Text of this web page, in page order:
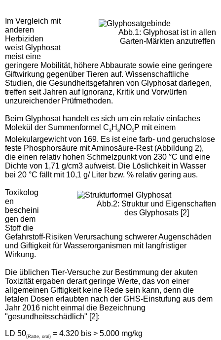
Abb.1: Glyphosat ist in allen
Garten-Märkten anzutreffen
Im Vergleich mit
anderen
Herbiziden
weist Glyphosat
meist eine
geringere Mobilität, höhere Abbaurate sowie eine geringere
Giftwirkung gegenüber Tieren auf. Wissenschaftliche
Studien, die Gesundheitsgefahren von Glyphosat darlegen,
treffen seit Jahren auf Ignoranz, Kritik und Vorwürfen
unzureichender Prüfmethoden.
Beim Glyphosat handelt es sich um ein relativ einfaches
Molekül der Summenformel C3 H 8 NO5 P mit einem
Molekulargewicht von 169. Es ist eine farb- und geruchslose
feste Phosphorsäure mit Aminosäure-Rest (Abbildung 2),
die einen relativ hohen Schmelzpunkt von 230 °C und eine
Dichte von 1,71 g/cm3 aufweist. Die Löslichkeit in Wasser
bei 20 °C fällt mit 10,1 g/ Liter bzw. % relativ gering aus.
Abb.2: Struktur und Eigenschaften
des Glyphosats [2]
Toxikolog
en
bescheini
gen dem
Stoff die
Gefahrstoff-Risiken Verursachung schwerer Augenschäden
und Giftigkeit für Wasserorganismen mit langfristiger
Wirkung.
Die üblichen Tier-Versuche zur Bestimmung der akuten
Toxizität ergaben derart geringe Werte, das von einer
allgemeinen Giftigkeit keine Rede sein kann, denn die
letalen Dosen erlaubten nach der GHS-Einstufung aus dem
Jahr 2016 nicht einmal die Bezeichnung
"gesundheitsschädlich" [2]:
LD 50(Ratte, oral) = 4.320 bis > 5.000 mg/kg